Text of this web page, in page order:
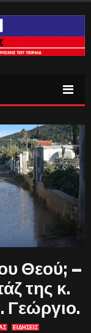
Θεού; –
της κ.
Γεώργιο.
ΕΙΔΗΣΕΙΣ